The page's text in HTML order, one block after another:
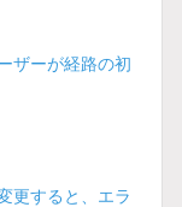
ザーが経路の初
更すると、エラ